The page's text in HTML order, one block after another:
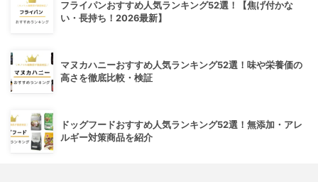
フライパンおすすめ人気ランキング52選！【焦げ付かな
い・長持ち！2026最新】
マヌカハニーおすすめ人気ランキング52選！味や栄養価の
高さを徹底比較・検証
ドッグフードおすすめ人気ランキング52選！無添加・アレ
ルギー対策商品を紹介